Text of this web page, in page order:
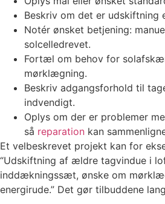
Beskriv om det er udskiftning
Notér ønsket betjening:
solcelledrevet.
Fortæl om behov for
mørklægning.
Beskriv adgangsforhold til
indvendigt.
Oplys om der er problemer
så reparation kan
Et velbeskrevet projekt kan for
“Udskiftning af ældre tagvindue i
inddækningssæt, ønske om
energirude.” Det gør tilbuddene